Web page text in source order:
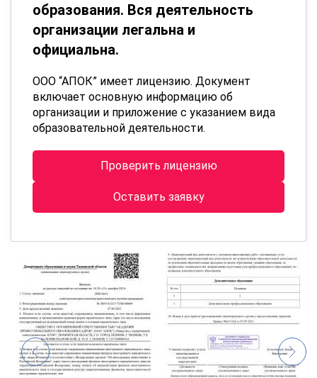
образования. Вся деятельность
организации легальна и
официальна.
ООО “АПОК” имеет лицензию. Документ
включает основную информацию об
организации и приложение с указанием вида
образовательной деятельности.
Проверить лицензию
Оставить заявку